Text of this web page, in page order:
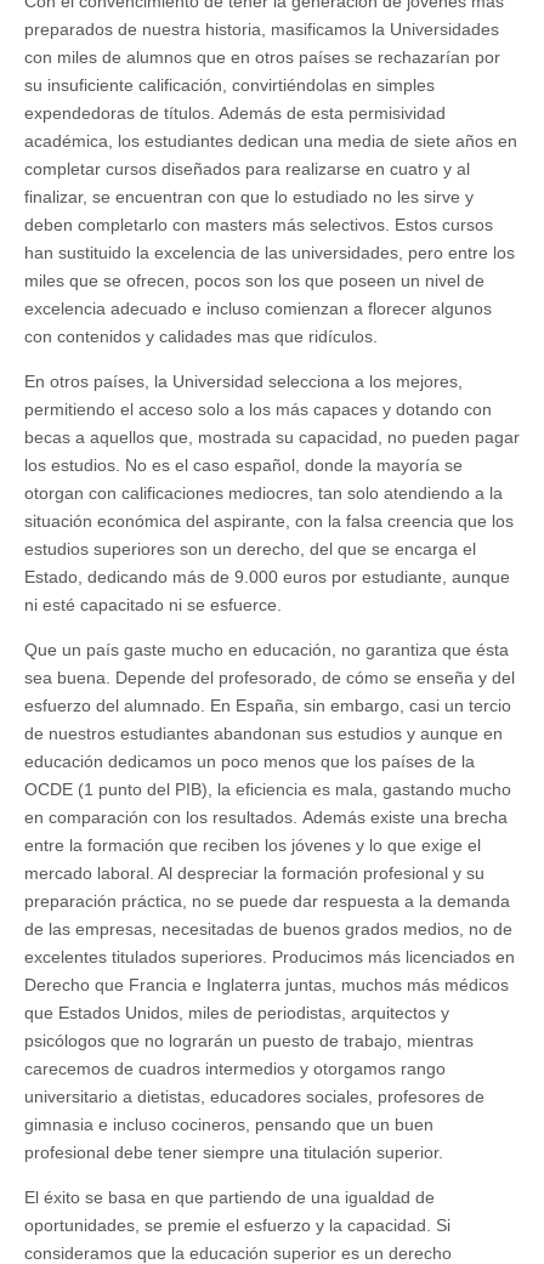
preparados de nuestra historia, masificamos la Universidades
con miles de alumnos que en otros países se rechazarían por
su insuficiente calificación, convirtiéndolas en simples
expendedoras de títulos. Además de esta permisividad
académica, los estudiantes dedican una media de siete años en
completar cursos diseñados para realizarse en cuatro y al
finalizar, se encuentran con que lo estudiado no les sirve y
deben completarlo con masters más selectivos. Estos cursos
han sustituido la excelencia de las universidades, pero entre los
miles que se ofrecen, pocos son los que poseen un nivel de
excelencia adecuado e incluso comienzan a florecer algunos
con contenidos y calidades mas que ridículos.
En otros países, la Universidad selecciona a los mejores,
permitiendo el acceso solo a los más capaces y dotando con
becas a aquellos que, mostrada su capacidad, no pueden pagar
los estudios. No es el caso español, donde la mayoría se
otorgan con calificaciones mediocres, tan solo atendiendo a la
situación económica del aspirante, con la falsa creencia que los
estudios superiores son un derecho, del que se encarga el
Estado, dedicando más de 9.000 euros por estudiante, aunque
ni esté capacitado ni se esfuerce.
Que un país gaste mucho en educación, no garantiza que ésta
sea buena. Depende del profesorado, de cómo se enseña y del
esfuerzo del alumnado. En España, sin embargo, casi un tercio
de nuestros estudiantes abandonan sus estudios y aunque en
educación dedicamos un poco menos que los países de la
OCDE (1 punto del PIB), la eficiencia es mala, gastando mucho
en comparación con los resultados. Además existe una brecha
entre la formación que reciben los jóvenes y lo que exige el
mercado laboral. Al despreciar la formación profesional y su
preparación práctica, no se puede dar respuesta a la demanda
de las empresas, necesitadas de buenos grados medios, no de
excelentes titulados superiores. Producimos más licenciados en
Derecho que Francia e Inglaterra juntas, muchos más médicos
que Estados Unidos, miles de periodistas, arquitectos y
psicólogos que no lograrán un puesto de trabajo, mientras
carecemos de cuadros intermedios y otorgamos rango
universitario a dietistas, educadores sociales, profesores de
gimnasia e incluso cocineros, pensando que un buen
profesional debe tener siempre una titulación superior.
El éxito se basa en que partiendo de una igualdad de
oportunidades, se premie el esfuerzo y la capacidad. Si
consideramos que la educación superior es un derecho